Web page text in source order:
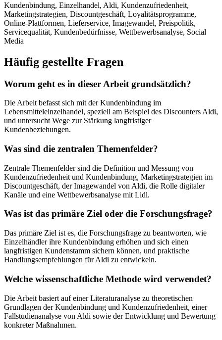
Kundenbindung, Einzelhandel, Aldi, Kundenzufriedenheit,
Marketingstrategien, Discountgeschäft, Loyalitätsprogramme,
Online-Plattformen, Lieferservice, Imagewandel, Preispolitik,
Servicequalität, Kundenbedürfnisse, Wettbewerbsanalyse, Social
Media
Häufig gestellte Fragen
Worum geht es in dieser Arbeit grundsätzlich?
Die Arbeit befasst sich mit der Kundenbindung im
Lebensmitteleinzelhandel, speziell am Beispiel des Discounters Aldi,
und untersucht Wege zur Stärkung langfristiger
Kundenbeziehungen.
Was sind die zentralen Themenfelder?
Zentrale Themenfelder sind die Definition und Messung von
Kundenzufriedenheit und Kundenbindung, Marketingstrategien im
Discountgeschäft, der Imagewandel von Aldi, die Rolle digitaler
Kanäle und eine Wettbewerbsanalyse mit Lidl.
Was ist das primäre Ziel oder die Forschungsfrage?
Das primäre Ziel ist es, die Forschungsfrage zu beantworten, wie
Einzelhändler ihre Kundenbindung erhöhen und sich einen
langfristigen Kundenstamm sichern können, und praktische
Handlungsempfehlungen für Aldi zu entwickeln.
Welche wissenschaftliche Methode wird verwendet?
Die Arbeit basiert auf einer Literaturanalyse zu theoretischen
Grundlagen der Kundenbindung und Kundenzufriedenheit, einer
Fallstudienanalyse von Aldi sowie der Entwicklung und Bewertung
konkreter Maßnahmen.